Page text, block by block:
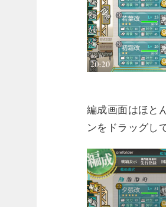
編成画面はほと
ンをドラッグし